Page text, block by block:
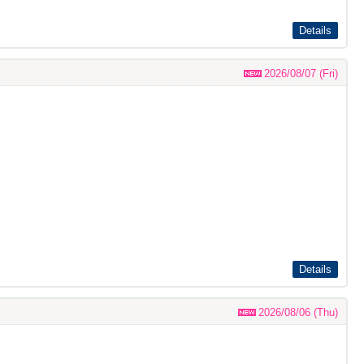
Details
2026/08/07 (Fri)
Details
2026/08/06 (Thu)